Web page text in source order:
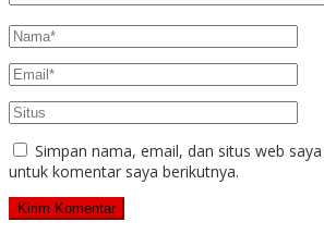
Simpan nama, email, dan situs web
untuk komentar saya berikutnya.